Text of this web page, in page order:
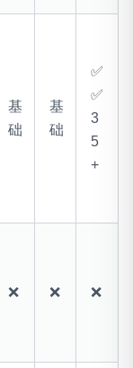
基
础
基
础
✅
✅
3
5
+
❌ ❌ ❌